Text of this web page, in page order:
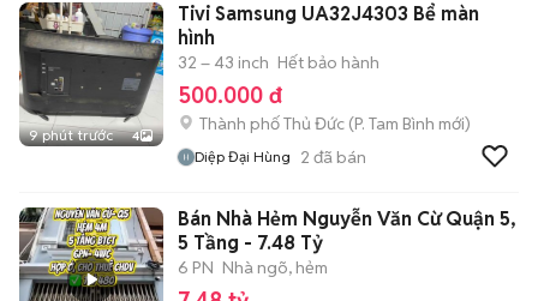
9 phút trước 4
Tivi Samsung UA32J4303 Bể màn
hình
32 – 43 inch Hết bảo hành
500.000 đ
Thành phố Thủ Đức (P. Tam Bình mới)
Diệp Đại Hùng 2 đã bán
Bán Nhà Hẻm Nguyễn Văn Cừ Quận 5,
5 Tầng - 7.48 Tỷ
6 PN Nhà ngõ, hẻm